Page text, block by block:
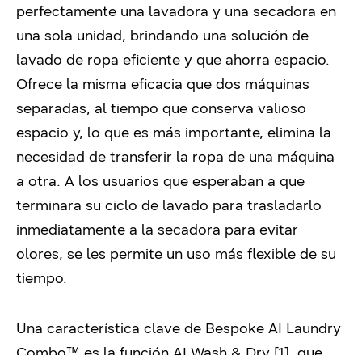
perfectamente una lavadora y una secadora en
una sola unidad, brindando una solución de
lavado de ropa eficiente y que ahorra espacio.
Ofrece la misma eficacia que dos máquinas
separadas, al tiempo que conserva valioso
espacio y, lo que es más importante, elimina la
necesidad de transferir la ropa de una máquina
a otra. A los usuarios que esperaban a que
terminara su ciclo de lavado para trasladarlo
inmediatamente a la secadora para evitar
olores, se les permite un uso más flexible de su
tiempo.
Una característica clave de Bespoke AI Laundry